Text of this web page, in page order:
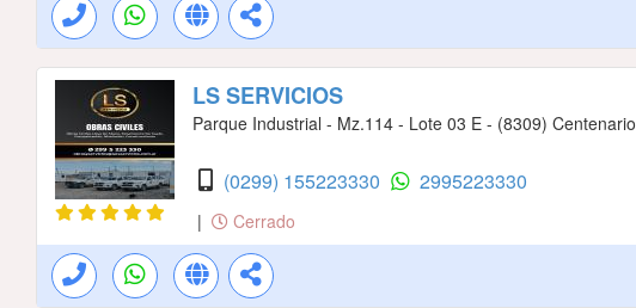
LS SERVICIOS
Parque Industrial - Mz.114 - Lote 03 E - (8309) Centenario
(0299) 155223330 2995223330
| Cerrado